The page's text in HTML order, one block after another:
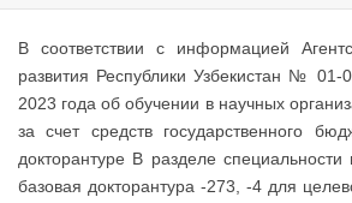
В соответствии с информацией
развития Республики Узбекистан № 01-
2023 года об обучении в научных
за счет средств государственного
докторантуре В разделе
базовая докторантура -273, -4 для